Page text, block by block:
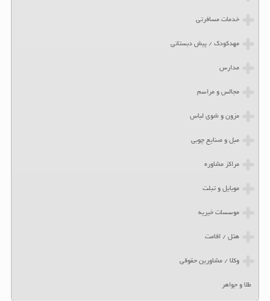
خدمات مسافرتی
مهدکودک / پیش دبستانی
مدارس
مجالس و مراسم
مزون و شوی لباس
مبل و صنایع چوبی
مراکز مشاوره
موبایل و تبلت
موسسات خیریه
هتل / اقامت
وکلا / مشاورین حقوقی
طلا و جواهر